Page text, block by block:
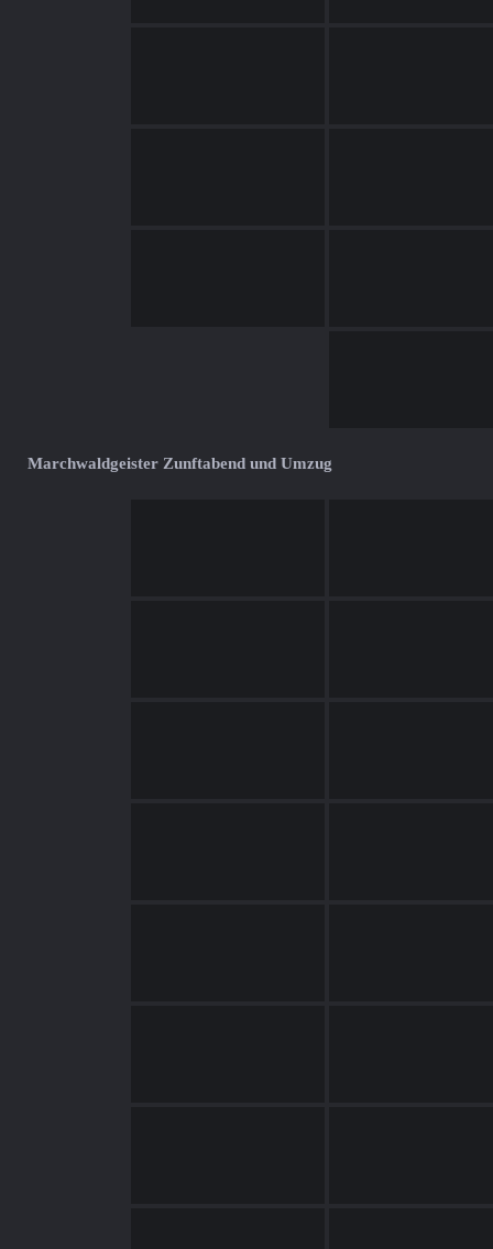
Marchwaldgeister Zunftabend und Umzug